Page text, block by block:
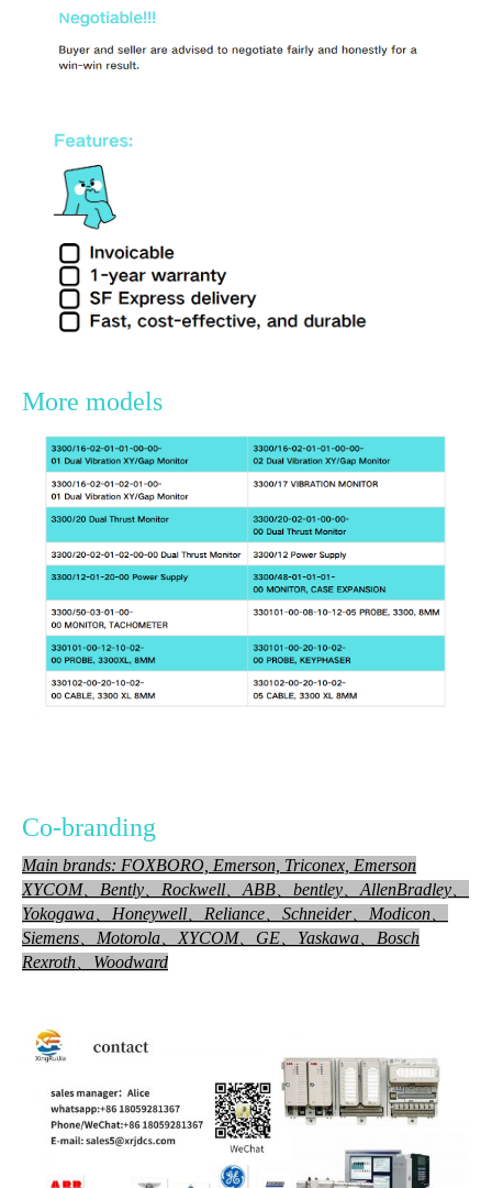
More models
Co-branding
Main brands: FOXBORO, Emerson, Triconex, Emerson
XYCOM、Bently、Rockwell、ABB、bentley、AllenBradley、
Yokogawa、Honeywell、 Reliance、Schneider、Modicon、
Siemens、Motorola、XYCOM、GE、Yaskawa、Bosch
Rexroth、Woodward